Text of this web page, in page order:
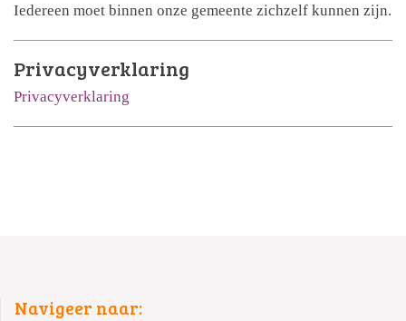
Iedereen moet binnen onze gemeente zichzelf kunnen zijn.
Privacyverklaring
Privacyverklaring
Navigeer naar: